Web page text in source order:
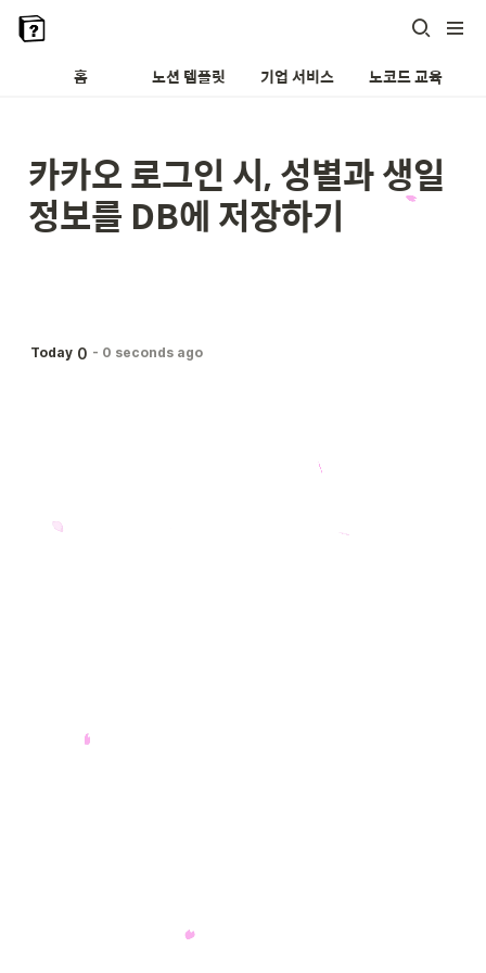
홈 노션 템플릿 기업 서비스 노코드 교육
카카오 로그인 시, 성별과 생일
정보를 DB에 저장하기
Today 0 - 0 seconds ago